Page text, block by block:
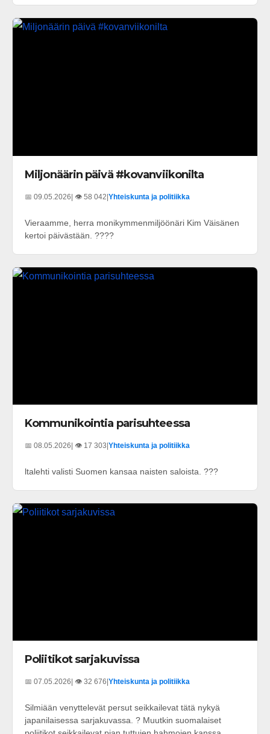
Miljonäärin päivä #kovanviikonilta
📅 09.05.2026| 👁️ 58 042|Yhteiskunta ja politiikka
Vieraamme, herra monikymmenmiljöönäri Kim Väisänen
kertoi päivästään. ????
Kommunikointia parisuhteessa
📅 08.05.2026 | 👁️ 17 303 Yhteiskunta ja politiikka
ltalehti valisti Suomen kansaa naisten saloista. ???
Poliitikot sarjakuvissa
📅 07.05.2026 | 👁️ 32 676 Yhteiskunta ja politiikka
Silmiään venyttelevät persut seikkailevat tätä nykyä
japanilaisessa sarjakuvassa. ? Muutkin suomalaiset